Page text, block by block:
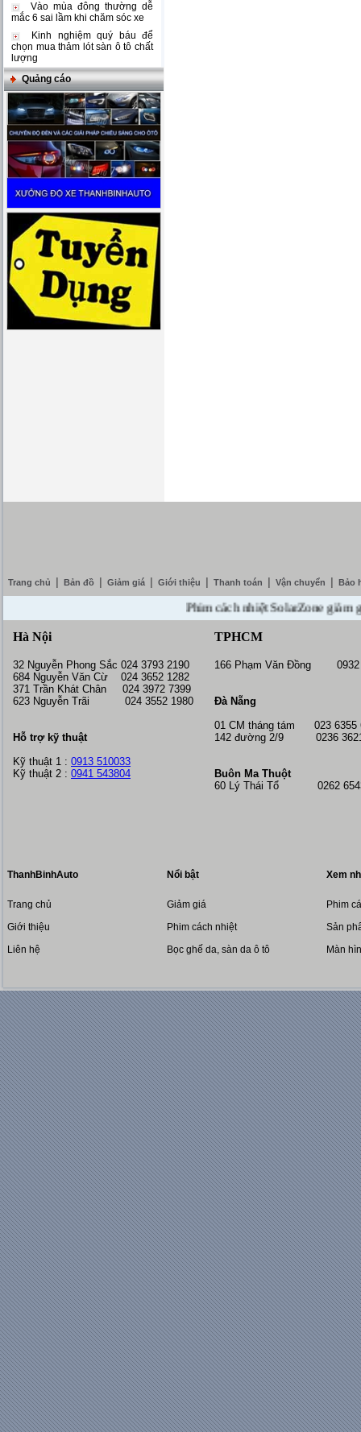
Vào mùa đông thường dễ
mắc 6 sai lầm khi chăm sóc xe
Kinh nghiệm quý báu để
chọn mua thảm lót sàn ô tô chất
lượng
Quảng cáo
Trang chủ Bản đồ Giảm giá Giới thiệu Thanh toán Vận chuyển Bảo
Phim cách nhiệt SolarZone giảm giá
Hà Nội
32 Nguyễn Phong Sắc 024 3793 2190
684 Nguyễn Văn Cừ 024 3652 1282
371 Trần Khát Chân 024 3972 7399
623 Nguyễn Trãi 024 3552 1980
Hỗ trợ kỹ thuật
Kỹ thuật 1 : 0913 510033
Kỹ thuật 2 : 0941 543804
TPHCM
166 Phạm Văn Đồng 0932
Đà Nẵng
01 CM tháng tám 023 6355
142 đường 2/9 0236
Buôn Ma Thuột
60 Lý Thái Tổ 0262
ThanhBinhAuto
Trang chủ
Giới thiệu
Liên hệ
Nổi bật
Giảm giá
Phim cách nhiệt
Bọc ghế da, sàn da ô tô
Xem
Phim
Sản
Màn